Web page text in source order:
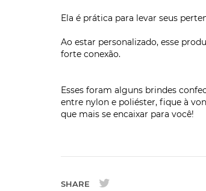
Ela é prática para levar seus
Ao estar personalizado, esse
forte conexão.
Esses foram alguns brindes
entre nylon e poliéster, fique à
que mais se encaixar para você!
SHARE